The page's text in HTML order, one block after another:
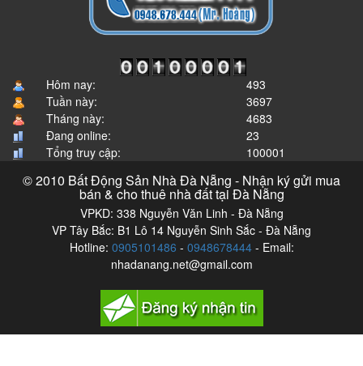
Hôm nay:
493
Tuần này:
3697
Tháng này:
4683
Đang online:
23
Tổng truy cập:
100001
© 2010 Bất Động Sản Nhà Đà Nẵng - Nhận ký gửi mua
bán & cho thuê nhà đất tại Đà Nẵng
VPKD: 338 Nguyễn Văn Linh - Đà Nẵng
VP Tây Bắc: B1 Lô 14 Nguyễn Sinh Sắc - Đà Nẵng
Hotline: 0905101486 - 0948678444- Email:
nhadanang.net@gmail.com